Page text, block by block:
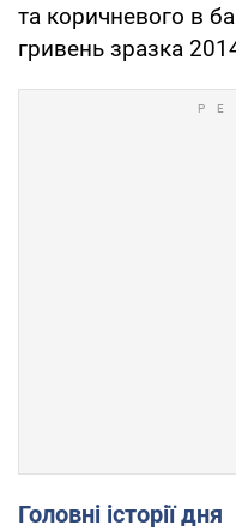
та коричневого в
гривень зразка
Головні історії дня